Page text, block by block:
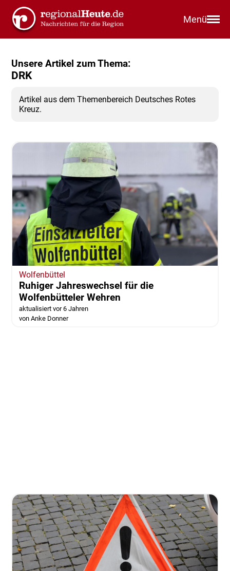
Menü
Unsere Artikel zum Thema:
DRK
Artikel aus dem Themenbereich Deutsches Rotes
Kreuz.
Wolfenbüttel
Ruhiger Jahreswechsel für die
Wolfenbütteler Wehren
aktualisiert vor 6 Jahren
von Anke Donner